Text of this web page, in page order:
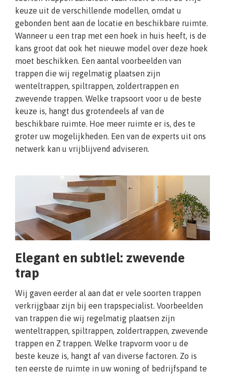
keuze uit de verschillende modellen, omdat u
gebonden bent aan de locatie en beschikbare ruimte.
Wanneer u een trap met een hoek in huis heeft, is de
kans groot dat ook het nieuwe model over deze hoek
moet beschikken. Een aantal voorbeelden van
trappen die wij regelmatig plaatsen zijn
wenteltrappen, spiltrappen, zoldertrappen en
zwevende trappen. Welke trapsoort voor u de beste
keuze is, hangt dus grotendeels af van de
beschikbare ruimte. Hoe meer ruimte er is, des te
groter uw mogelijkheden. Een van de experts uit ons
netwerk kan u vrijblijvend adviseren.
Elegant en subtiel: zwevende
trap
Wij gaven eerder al aan dat er vele soorten trappen
verkrijgbaar zijn bij een trapspecialist. Voorbeelden
van trappen die wij regelmatig plaatsen zijn
wenteltrappen, spiltrappen, zoldertrappen, zwevende
trappen en Z trappen. Welke trapvorm voor u de
beste keuze is, hangt af van diverse factoren. Zo is
ten eerste de ruimte in uw woning of bedrijfspand te